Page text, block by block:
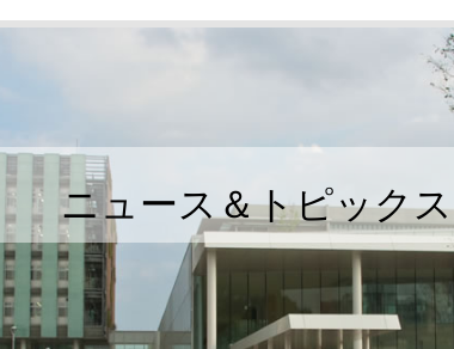
ニュース＆トピックス